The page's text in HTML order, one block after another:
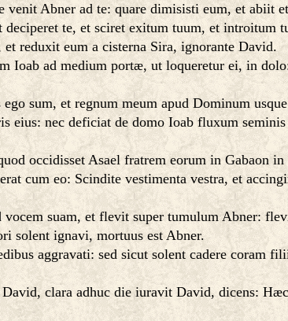
Abner ad te: quare dimisisti eum, et abiit
te, et sciret exitum tuum, et introitum
reduxit eum a cisterna Sira, ignorante David.
Ioab ad medium portæ, ut loqueretur ei, in
sum, et regnum meum apud Dominum
nec deficiat de domo Ioab fluxum
occidisset Asael fratrem eorum in Gabaon
cum eo: Scindite vestimenta vestra, et
suam, et flevit super tumulum Abner:
solent ignavi, mortuus est Abner.
aggravati: sed sicut solent cadere coram
clara adhuc die iuravit David, dicens: